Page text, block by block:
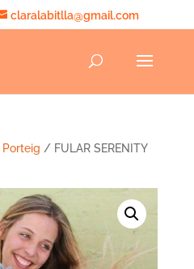
claralabitlla@gmail.com
Porteig / FULAR SERENITY